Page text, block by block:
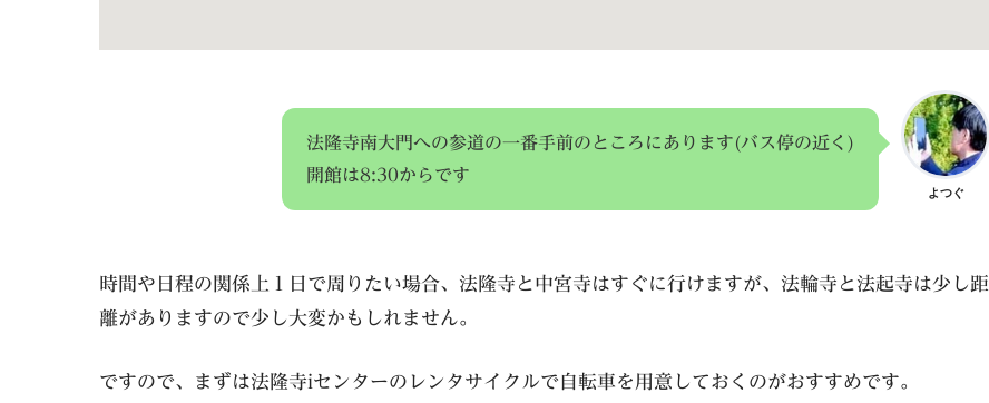
よつぐ
法隆寺南大門への参道の一番手前のところにあります(バス停の近く)
開館は8:30からです
時間や日程の関係上１日で周りたい場合、法隆寺と中宮寺はすぐに行けますが、法輪寺と法起寺は少し距
離がありますので少し大変かもしれません。
ですので、まずは法隆寺iセンターのレンタサイクルで自転車を用意しておくのがおすすめです。